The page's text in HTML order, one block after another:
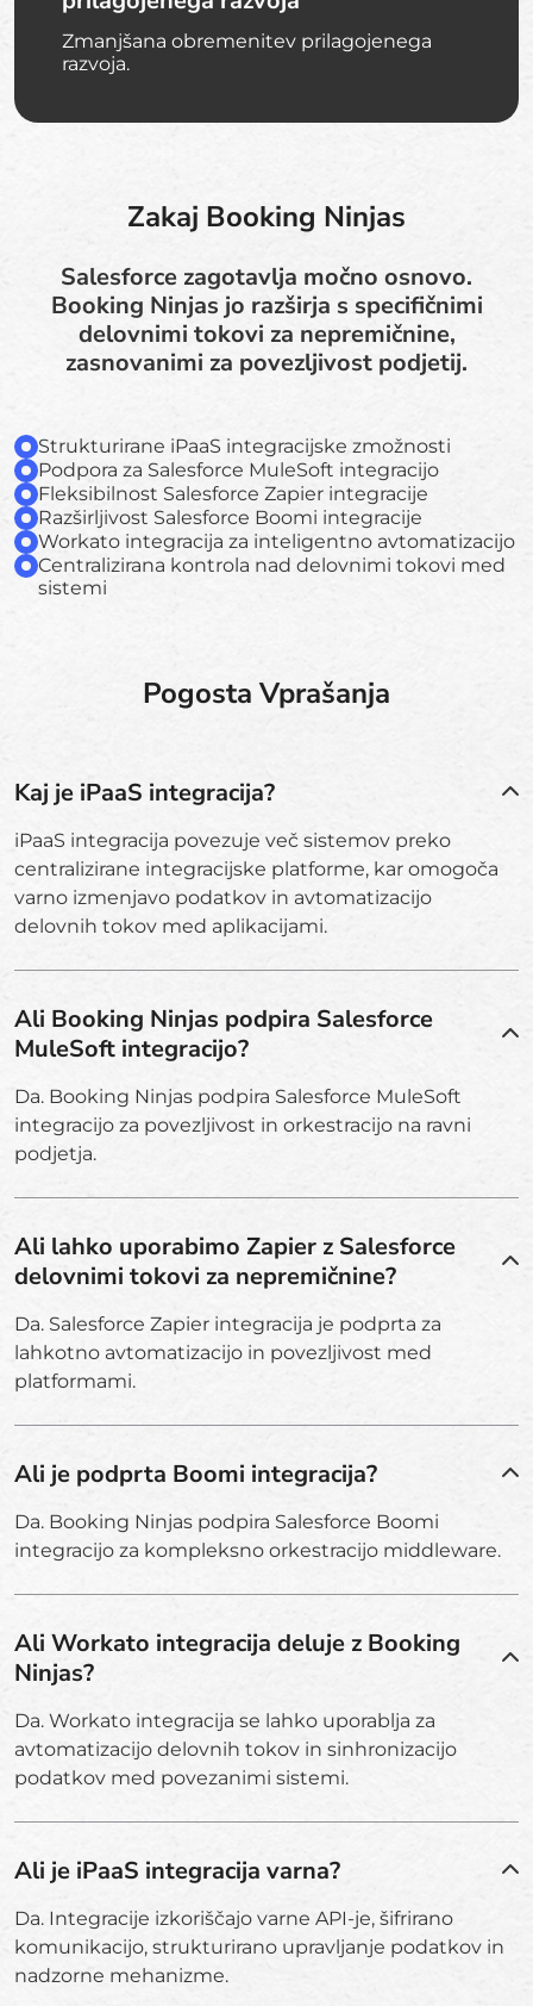
Zmanjšana obremenitev prilagojenega
razvoja.
Zakaj Booking Ninjas
Salesforce zagotavlja močno osnovo.
Booking Ninjas jo razširja s specifičnimi
delovnimi tokovi za nepremičnine,
zasnovanimi za povezljivost podjetij.
Strukturirane iPaaS integracijske zmožnosti
Podpora za Salesforce MuleSoft integracijo
Fleksibilnost Salesforce Zapier integracije
Razširljivost Salesforce Boomi integracije
Workato integracija za inteligentno avtomatizacijo
Centralizirana kontrola nad delovnimi tokovi med
sistemi
Pogosta Vprašanja
Kaj je iPaaS integracija?
iPaaS integracija povezuje več sistemov preko
centralizirane integracijske platforme, kar omogoča
varno izmenjavo podatkov in avtomatizacijo
delovnih tokov med aplikacijami.
Ali Booking Ninjas podpira Salesforce
MuleSoft integracijo?
Da. Booking Ninjas podpira Salesforce MuleSoft
integracijo za povezljivost in orkestracijo na ravni
podjetja.
Ali lahko uporabimo Zapier z Salesforce
delovnimi tokovi za nepremičnine?
Da. Salesforce Zapier integracija je podprta za
lahkotno avtomatizacijo in povezljivost med
platformami.
Ali je podprta Boomi integracija?
Da. Booking Ninjas podpira Salesforce Boomi
integracijo za kompleksno orkestracijo middleware.
Ali Workato integracija deluje z Booking
Ninjas?
Da. Workato integracija se lahko uporablja za
avtomatizacijo delovnih tokov in sinhronizacijo
podatkov med povezanimi sistemi.
Ali je iPaaS integracija varna?
Da. Integracije izkoriščajo varne API-je, šifrirano
komunikacijo, strukturirano upravljanje podatkov in
nadzorne mehanizme.